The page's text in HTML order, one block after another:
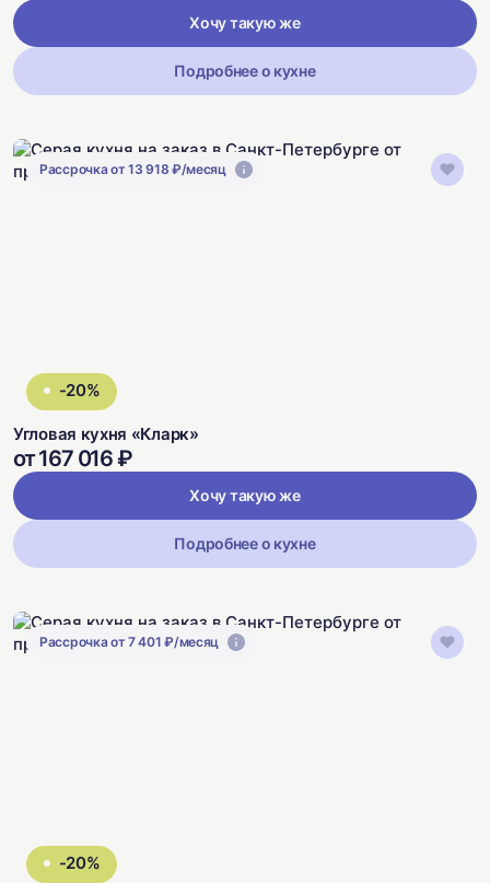
Хочу такую же
Подробнее о кухне
Рассрочка от 13 918 ₽/месяц
-20%
Угловая кухня «Кларк»
от 167 016 ₽
Хочу такую же
Подробнее о кухне
Рассрочка от 7 401 ₽/месяц
-20%